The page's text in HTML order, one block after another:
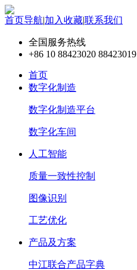
首页导航|加入收藏|联系我们
全国服务热线
+86 10 88423020 88423019
首页
数字化制造
数字化制造平台
数字化车间
人工智能
质量一致性控制
图像识别
工艺优化
产品及方案
中江联合产品字典